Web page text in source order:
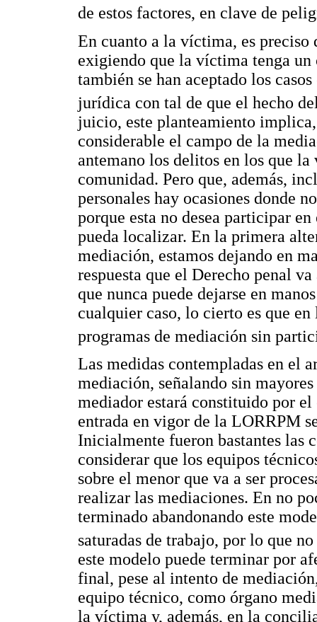
de estos factores, en clave de
En cuanto a la víctima, es preciso
exigiendo que la víctima tenga
también se han aceptado los
jurídica con tal de que el hecho
juicio, este planteamiento
considerable el campo de la
antemano los delitos en los que
comunidad. Pero que, además,
personales hay ocasiones donde
porque esta no desea participar
pueda localizar. En la primera
mediación, estamos dejando en
respuesta que el Derecho penal
que nunca puede dejarse en
cualquier caso, lo cierto es que
programas de mediación sin
Las medidas contempladas en el
mediación, señalando sin
mediador estará constituido por
entrada en vigor de la LORRPM
Inicialmente fueron bastantes las
considerar que los equipos
sobre el menor que va a ser
realizar las mediaciones. En no
terminado abandonando este
saturadas de trabajo, por lo que
este modelo puede terminar por
final, pese al intento de
equipo técnico, como órgano
la víctima y, además, en la